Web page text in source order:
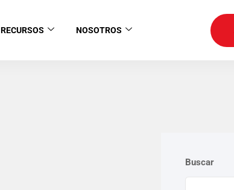
RECURSOS NOSOTROS
Buscar